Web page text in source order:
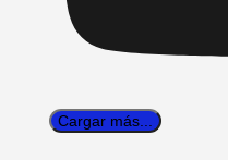
Cargar más...